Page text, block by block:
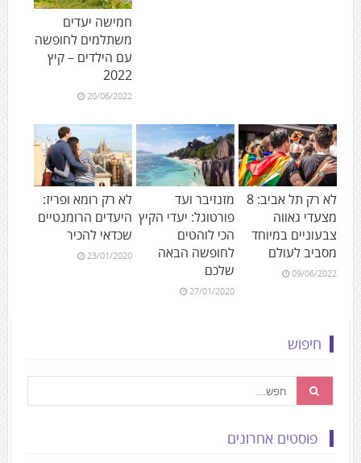
חמישה יעדים
משתלמים לחופשה
עם הילדים – קיץ
2022
20/06/2022
לא רק תל אביב: 8
מצעדי גאווה
צבעוניים במיוחד
מסביב לעולם
09/06/2022
מזנזיבר ועד
פורטוגל: יעדי הקיץ
הכי לוהטים
לחופשה הבאה
שלכם
27/01/2020
לא רק רומא ופריז:
היעדים הרומנטיים
שכדאי להכיר
23/01/2020
חיפוש
פוסטים אחרונים